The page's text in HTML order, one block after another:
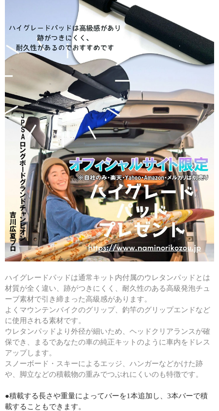
ハイグレードパッドは通常キット内付属のウレタンパッドとは
材質が全く違い、跡がつきにくく、耐久性のある高級発泡チュ
ーブ素材で引き締まった高級感があります。
よくマウンテンバイクのグリップ、釣竿のグリップエンドなど
に使用される素材です。
ウレタンパッドより外径が細いため、ヘッドクリアランスが確
保でき、まるであなたの車の純正キットのように車内をドレス
アップします。
スノーボード・スキーによるエッジ、ハンガーなどかけた跡
や、脚立などの積載物の重みでつぶれにくいのも特徴です。
●積載する長さや重量によってバーを1本追加し、3本バーで積
載することもできます。